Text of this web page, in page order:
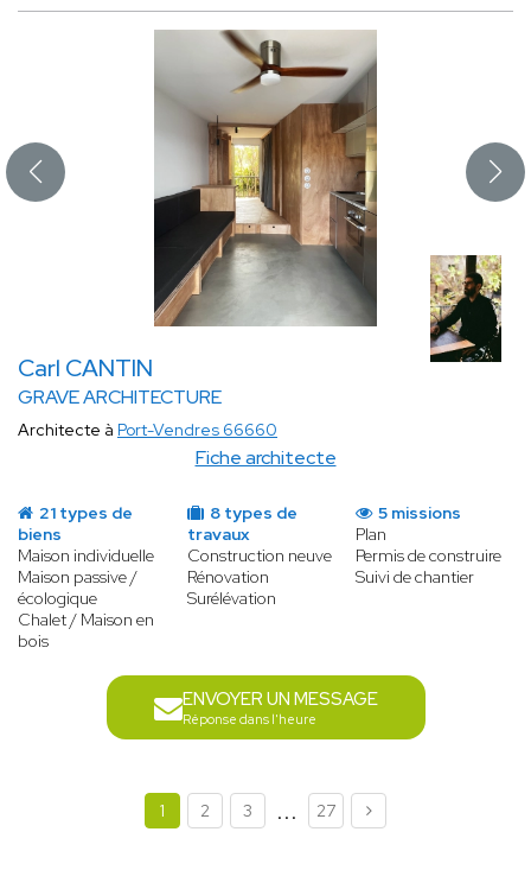
Carl CANTIN
GRAVE ARCHITECTURE
Fiche architecte
Architecte à Port-Vendres 66660
21 types de
biens
Maison individuelle
Maison passive /
écologique
Chalet / Maison en
bois
8 types de
travaux
Construction neuve
Rénovation
Surélévation
5 missions
Plan
Permis de construire
Suivi de chantier
ENVOYER UN MESSAGE
Réponse dans l'heure
1 2 3 ... 27